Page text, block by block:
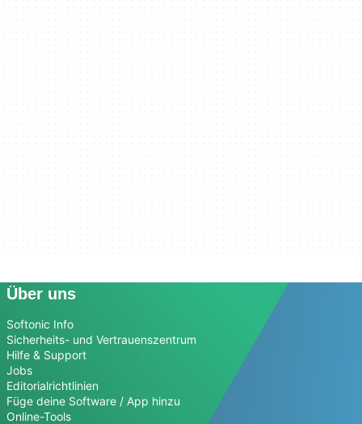
Über uns
Softonic Info
Sicherheits- und Vertrauenszentrum
Hilfe & Support
Jobs
Editorialrichtlinien
Füge deine Software / App hinzu
Online-Tools